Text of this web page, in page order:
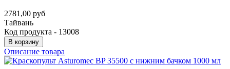
2781,00 руб
Тайвань
Код продукта - 13008
В корзину
Описание товара